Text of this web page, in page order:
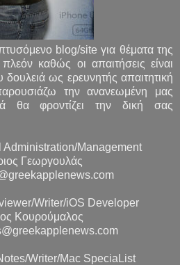
blog/site για θέματα της
καθώς οι απαιτήσεις είναι
ως ερευνητής απαιτητική
την ανανεωμένη μας
θα φροντίζει την δική σας
Administration/Management
Γεωργουλάς
Writer/iOS Developer
Κουρούμαλος
Writer/Mac SpeciaList